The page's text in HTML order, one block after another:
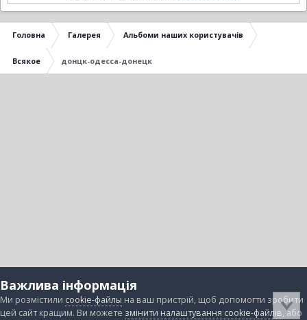
Головна Галерея Альбоми наших користувачів
Всякое донцк-одесса-донецк
Важлива інформація
Ми розмістили cookie-файлы на ваш пристрій, щоб допомогти зробити
цей сайт кращим. Ви можете змінити налаштування cookie-файлів, або